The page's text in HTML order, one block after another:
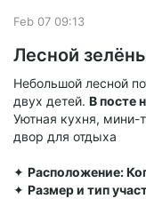
Feb 07 09:13
Лесной
Небольшой лесной
двух детей. В посте
Уютная кухня, мини-
двор для отдыха
✦ Расположение:
✦ Размер и тип